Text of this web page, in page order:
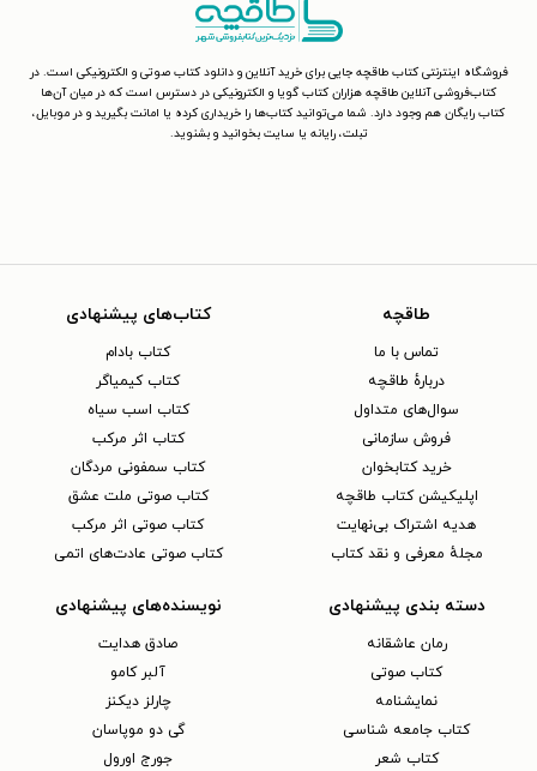
فروشگاه اینترنتی کتاب طاقچه جایی برای خرید آنلاین و دانلود کتاب صوتی و الکترونیکی است. در
کتاب‌فروشی آنلاین طاقچه هزاران کتاب گویا و الکترونیکی در دسترس است که در میان آن‌ها
کتاب رایگان هم وجود دارد. شما می‌توانید کتاب‌ها را خریداری کرده یا امانت بگیرید و در موبایل،
تبلت، رایانه یا سایت بخوانید و بشنوید.
طاقچه
تماس با ما
دربارهٔ طاقچه
سوال‌های متداول
فروش سازمانی
خرید کتابخوان
اپلیکیشن کتاب طاقچه
هدیه اشتراک بی‌نهایت
مجلهٔ معرفی و نقد کتاب
کتاب‌های پیشنهادی
کتاب بادام
کتاب کیمیاگر
کتاب اسب سیاه
کتاب اثر مرکب
کتاب سمفونی مردگان
کتاب صوتی ملت عشق
کتاب صوتی اثر مرکب
کتاب صوتی عادت‌های اتمی
دسته بندی پیشنهادی
رمان عاشقانه
کتاب‌ صوتی
نمایشنامه
کتاب جامعه شناسی
کتاب شعر
نویسنده‌های پیشنهادی
صادق هدایت
آلبر کامو
چارلز دیکنز
گی دو موپاسان
جورج اورول